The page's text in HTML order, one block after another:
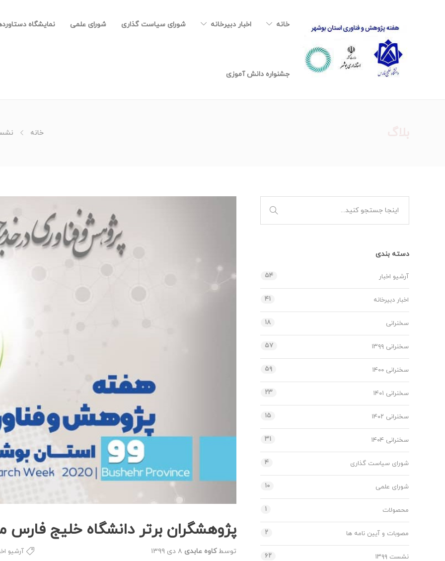
خانه اخبار دبیرخانه شورای سیاست گذاری شورای علمی نمایشگاه
جشنواره دانش آموزی
خانه نشست
پژوهشگران برتر دانشگاه خلیج فارس
توسطکاوه عابدی ۸ دی ۱۳۹۹ آرشیو
دسته بندی
آرشیو اخبار ۵۴
اخبار دبیرخانه ۴۱
سخنرانی ۱۸
سخنرانی ۱۳۹۹ ۵۷
سخنرانی ۱۴۰۰ ۵۹
سخنرانی ۱۴۰۱ ۲۳
سخنرانی ۱۴۰۲ ۱۵
سخنرانی ۱۴۰۴ ۳۱
شورای سیاست گذاری ۴
شورای علمی ۱۰
محصولات ۱
مصوبات و آیین نامه ها ۲
نشست ۱۳۹۹ ۶۲